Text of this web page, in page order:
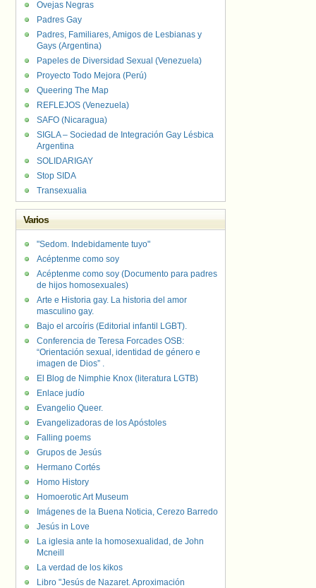
Ovejas Negras
Padres Gay
Padres, Familiares, Amigos de Lesbianas y
Gays (Argentina)
Papeles de Diversidad Sexual (Venezuela)
Proyecto Todo Mejora (Perú)
Queering The Map
REFLEJOS (Venezuela)
SAFO (Nicaragua)
SIGLA – Sociedad de Integración Gay Lésbica
Argentina
SOLIDARIGAY
Stop SIDA
Transexualia
Varios
"Sedom. Indebidamente tuyo"
Acéptenme como soy
Acéptenme como soy (Documento para padres
de hijos homosexuales)
Arte e Historia gay. La historia del amor
masculino gay.
Bajo el arcoíris (Editorial infantil LGBT).
Conferencia de Teresa Forcades OSB:
“Orientación sexual, identidad de género e
imagen de Dios” .
El Blog de Nimphie Knox (literatura LGTB)
Enlace judío
Evangelio Queer.
Evangelizadoras de los Apóstoles
Falling poems
Grupos de Jesús
Hermano Cortés
Homo History
Homoerotic Art Museum
Imágenes de la Buena Noticia, Cerezo Barredo
Jesús in Love
La iglesia ante la homosexualidad, de John
Mcneill
La verdad de los kikos
Libro "Jesús de Nazaret. Aproximación